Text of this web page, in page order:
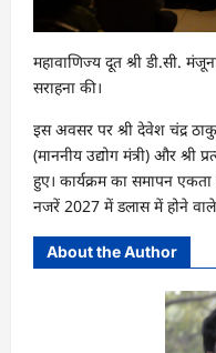
महावाणिज्य दूत श्री डी.सी.
सराहना की।
इस अवसर पर श्री देवेश चंद्र
(माननीय उद्योग मंत्री) और श्री
हुए। कार्यक्रम का समापन
नजरें 2027 में डलास में होने वाले
About the Author